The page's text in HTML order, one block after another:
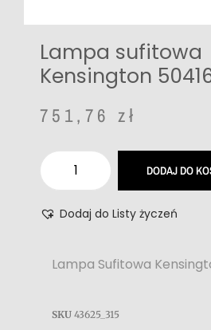
Lampa sufitowa
Kensington
751,76 zł
DODAJ DO
Dodaj do Listy życzeń
Lampa Sufitowa
SKU 43625_315